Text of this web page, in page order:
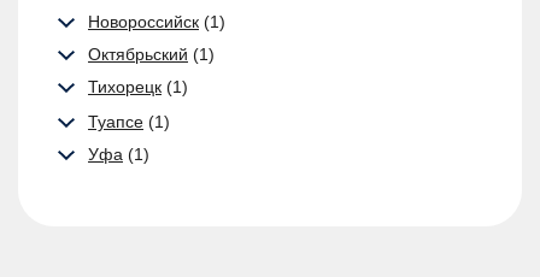
Новороссийск (1)
Октябрьский (1)
Тихорецк (1)
Туапсе (1)
Уфа (1)